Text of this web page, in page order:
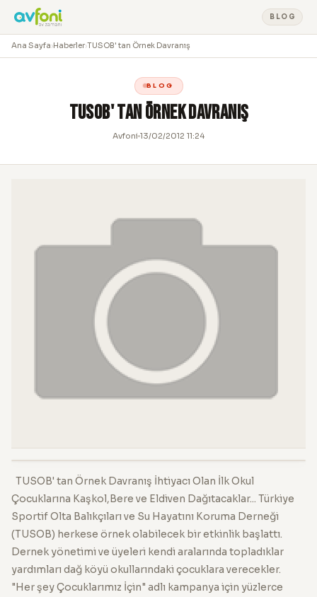
BLOG
Ana Sayfa›Haberler›TUSOB' tan Örnek Davranış
BLOG
TUSOB' tan Örnek Davranış
Avfoni 13/02/2012 11:24
TUSOB' tan Örnek Davranış İhtiyacı Olan İlk Okul
Çocuklarına Kaşkol,Bere ve Eldiven Dağıtacaklar... Türkiye
Sportif Olta Balıkçıları ve Su Hayatını Koruma Derneği
(TUSOB) herkese örnek olabilecek bir etkinlik başlattı.
Dernek yönetimi ve üyeleri kendi aralarında topladıklar
yardımları dağ köyü okullarındaki çocuklara verecekler.
"Her şey Çocuklarımız İçin" adlı kampanya için yüzlerce